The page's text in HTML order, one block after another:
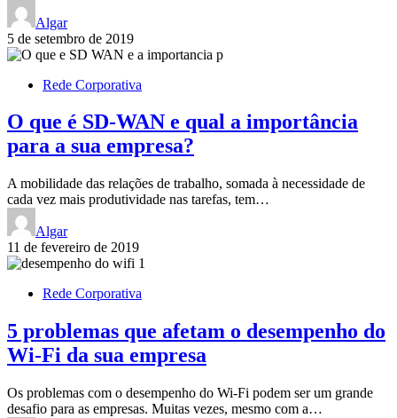
Algar
5 de setembro de 2019
Rede Corporativa
O que é SD-WAN e qual a importância
para a sua empresa?
A mobilidade das relações de trabalho, somada à necessidade de
cada vez mais produtividade nas tarefas, tem…
Algar
11 de fevereiro de 2019
Rede Corporativa
5 problemas que afetam o desempenho do
Wi-Fi da sua empresa
Os problemas com o desempenho do Wi-Fi podem ser um grande
desafio para as empresas. Muitas vezes, mesmo com a…